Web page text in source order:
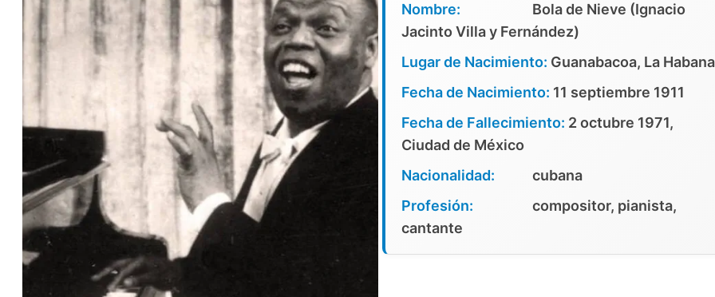
Nombre:
Bola de Nieve (Ignacio
Jacinto Villa y Fernández)
Lugar de Nacimiento: Guanabacoa, La Habana
Fecha de Nacimiento: 11 septiembre 1911
Fecha de Fallecimiento: 2 octubre 1971,
Ciudad de México
Nacionalidad:
cubana
Profesión:
compositor, pianista,
cantante